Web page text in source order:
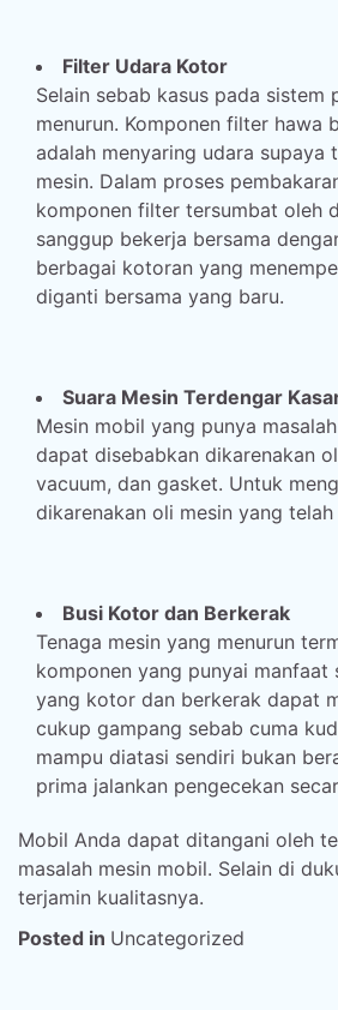
Filter Udara Kotor
Selain sebab kasus pada
menurun. Komponen filter hawa
adalah menyaring udara
mesin. Dalam proses
komponen filter tersumbat oleh
sanggup bekerja bersama
berbagai kotoran yang
diganti bersama yang baru.
Suara Mesin Terdengar
Mesin mobil yang punya
dapat disebabkan dikarenakan
vacuum, dan gasket. Untuk
dikarenakan oli mesin yang
Busi Kotor dan Berkerak
Tenaga mesin yang menurun
komponen yang punyai manfaat
yang kotor dan berkerak dapat
cukup gampang sebab cuma
mampu diatasi sendiri bukan
prima jalankan pengecekan
Mobil Anda dapat ditangani oleh
masalah mesin mobil. Selain di
terjamin kualitasnya.
Posted in Uncategorized